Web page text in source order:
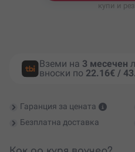
купи и
Вземи на 3 месечен
вноски по 22.16€ /
Гаранция за цената
Безплатна доставка